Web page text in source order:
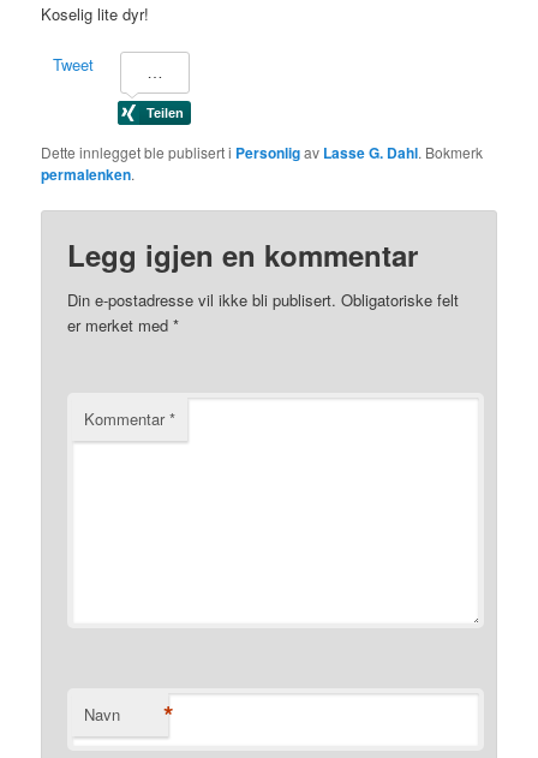
Koselig lite dyr!
Tweet
Dette innlegget ble publisert i Personligav Lasse G. Dahl. Bokmerk
permalenken.
Legg igjen en kommentar
Din e-postadresse vil ikke bli publisert. Obligatoriske felt
er merket med*
Kommentar*
Navn *